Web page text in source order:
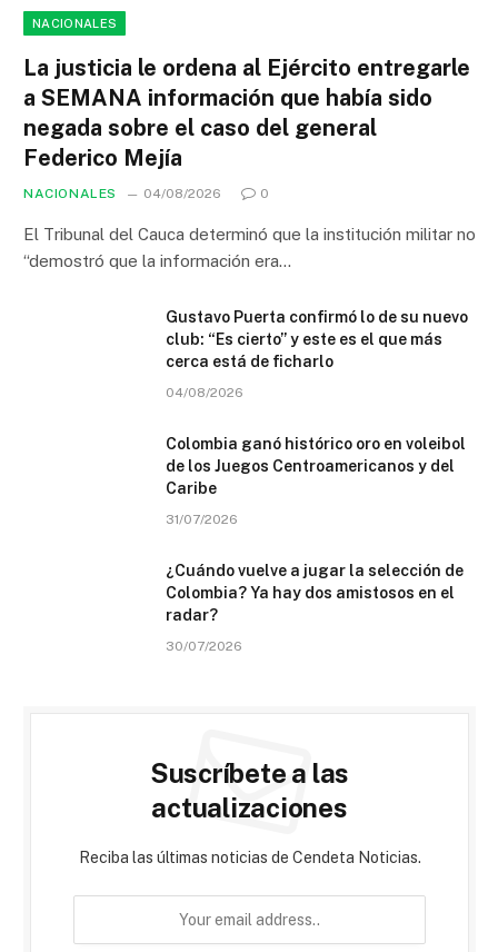
NACIONALES
La justicia le ordena al Ejército entregarle
a SEMANA información que había sido
negada sobre el caso del general
Federico Mejía
NACIONALES 04/08/2026 0
El Tribunal del Cauca determinó que la institución militar no
“demostró que la información era…
Gustavo Puerta confirmó lo de su nuevo
club: “Es cierto” y este es el que más
cerca está de ficharlo
04/08/2026
Colombia ganó histórico oro en voleibol
de los Juegos Centroamericanos y del
Caribe
31/07/2026
¿Cuándo vuelve a jugar la selección de
Colombia? Ya hay dos amistosos en el
radar?
30/07/2026
Suscríbete a las
actualizaciones
Reciba las últimas noticias de Cendeta Noticias.